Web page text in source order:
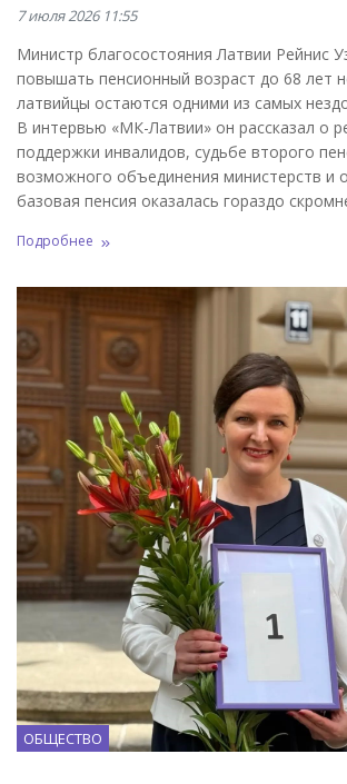
7 июля 2026 11:55
Министр благосостояния Латвии Рейнис
повышать пенсионный возраст до 68 лет
латвийцы остаются одними из самых
В интервью «МК-Латвии» он рассказал о
поддержки инвалидов, судьбе второго
возможного объединения министерств и
базовая пенсия оказалась гораздо
Подробнее
ОБЩЕСТВО